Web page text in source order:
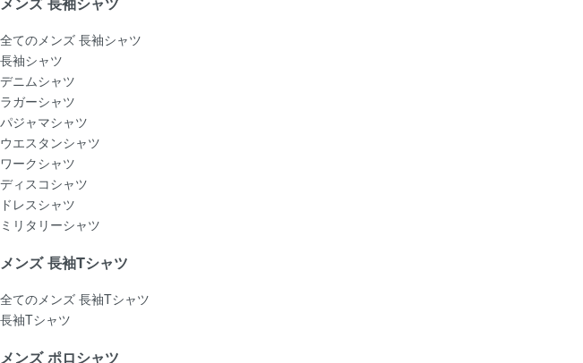
全てのメンズ 長袖シャツ
長袖シャツ
デニムシャツ
ラガーシャツ
パジャマシャツ
ウエスタンシャツ
ワークシャツ
ディスコシャツ
ドレスシャツ
ミリタリーシャツ
メンズ 長袖Tシャツ
全てのメンズ 長袖Tシャツ
長袖Tシャツ
メンズ ポロシャツ